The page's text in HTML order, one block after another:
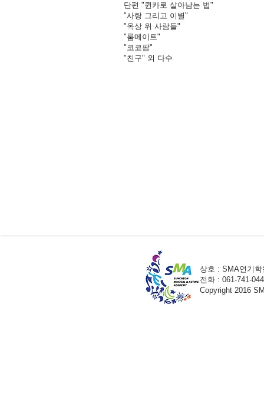
단편 "퀸카로 살아남는 법"
"사랑 그리고 이별"
"옥상 위 사람들"
"룸메이트"
"코코팜"
"친구" 외 다수
상호 : SMA연기
전화 : 061-741-
Copyright 2016